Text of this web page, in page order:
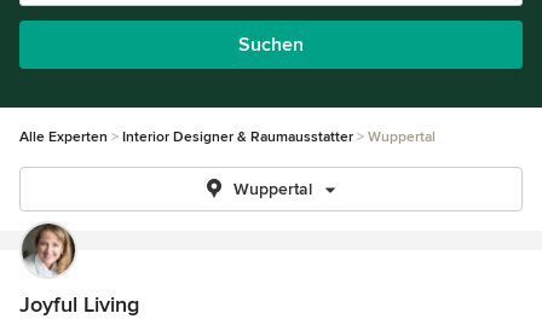
Suchen
Alle Experten Interior Designer & Raumausstatter Wuppertal
Wuppertal
Joyful Living